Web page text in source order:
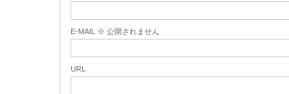
E-MAIL ※ 公開されません
URL